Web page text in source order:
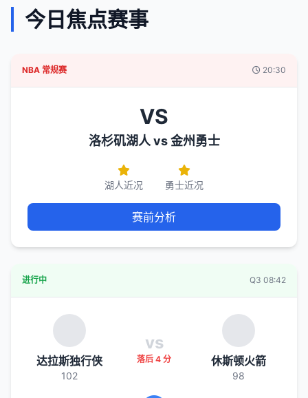
今日焦点赛事
NBA 常规赛 20:30
VS
洛杉矶湖人 vs 金州勇士
湖人近况 勇士近况
赛前分析
进行中 Q3 08:42
达拉斯独行侠
102
vs
落后 4 分 休斯顿火箭
98